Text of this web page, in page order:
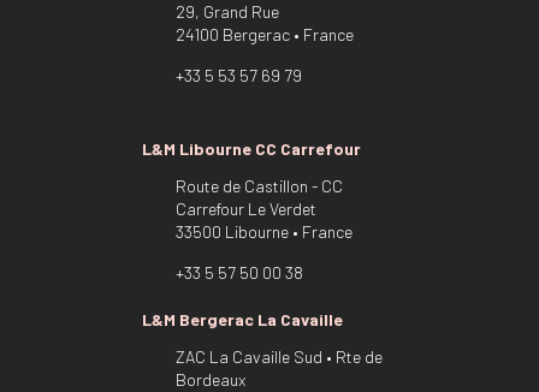
29, Grand Rue
24100 Bergerac • France
+33 5 53 57 69 79
L&M Libourne CC Carrefour
Route de Castillon - CC
Carrefour Le Verdet
33500 Libourne • France
+33 5 57 50 00 38
L&M Bergerac La Cavaille
ZAC La Cavaille Sud • Rte de
Bordeaux